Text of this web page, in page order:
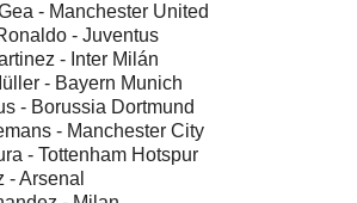
- Manchester United
- Juventus
- Inter Milán
- Bayern Munich
- Borussia Dortmund
- Manchester City
- Tottenham Hotspur
- Arsenal